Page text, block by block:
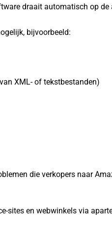
draait automatisch op de
bijvoorbeeld:
XML- of tekstbestanden)
die verkopers naar
sites en webwinkels via